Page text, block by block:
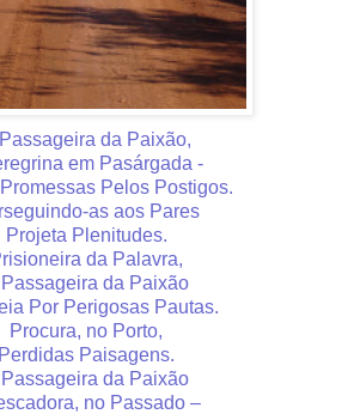
da Paixão,
em Pasárgada -
Pelos Postigos.
as aos Pares
Projeta Plenitudes.
da Palavra,
da Paixão
Por Perigosas Pautas.
Procura, no Porto,
Perdidas Paisagens.
da Paixão
no Passado –